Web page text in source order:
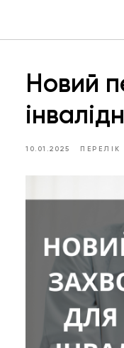
Новий
10.01.2025